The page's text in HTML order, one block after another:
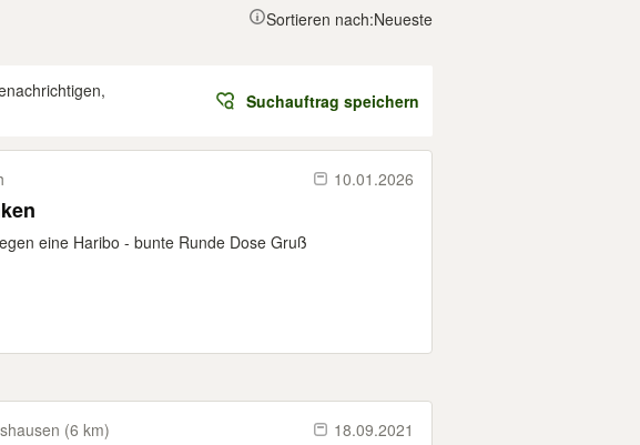
Sortieren nach:Neueste
Suchauftrag speichern
10.01.2026
eine Haribo - bunte Runde Dose Gruß
(6 km) 18.09.2021